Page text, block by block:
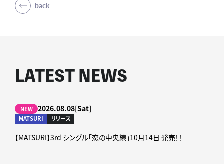
back
LATEST NEWS
NEW 2026.08.08[Sat]
MATSURI リリース
【MATSURI】3rd シングル「恋の中央線」10月14日 発売！！